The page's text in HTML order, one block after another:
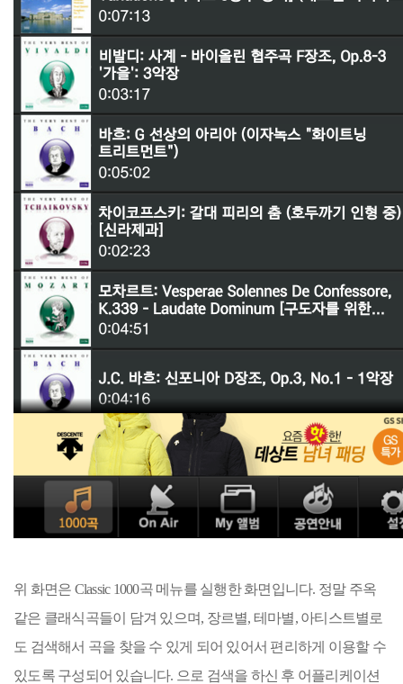
위 화면은 Classic 1000곡 메뉴를 실행한 화면입니다. 정말 주옥
같은 클래식곡들이 담겨 있으며, 장르별, 테마별, 아티스트별로
도 검색해서 곡을 찾을 수 있게 되어 있어서 편리하게 이용할 수
있도록 구성되어 있습니다. 으로 검색을 하신 후 어플리케이션